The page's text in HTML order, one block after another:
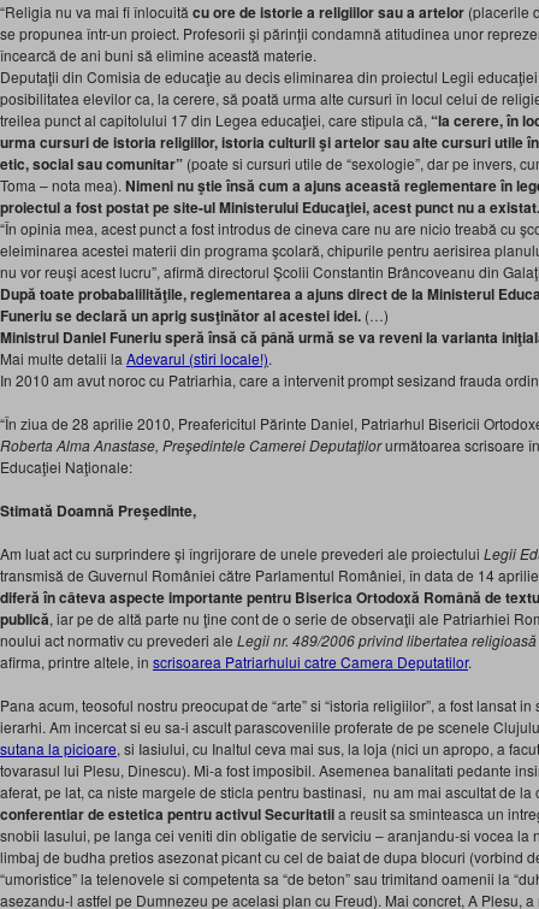
“Religia nu va mai fi înlocuită cu ore de istorie a religiilor sau a artelor (placerile
se propunea într-un proiect. Profesorii şi părinţii condamnă atitudinea unor
încearcă de ani buni să elimine această materie.
Deputaţii din Comisia de educaţie au decis eliminarea din proiectul Legii
posibilitatea elevilor ca, la cerere, să poată urma alte cursuri în locul celui de
treilea punct al capitolului 17 din Legea educaţiei, care stipula că, “la cerere, în
urma cursuri de istoria religiilor, istoria culturii şi artelor sau alte cursuri utile
etic, social sau comunitar” (poate si cursuri utile de “sexologie”, dar pe invers,
Toma – nota mea). Nimeni nu ştie însă cum a ajuns această reglementare în
proiectul a fost postat pe site-ul Ministerului Educaţiei, acest punct nu a existat.
“În opinia mea, acest punct a fost introdus de cineva care nu are nicio treabă cu
eleiminarea acestei materii din programa şcolară, chipurile pentru aerisirea
nu vor reuşi acest lucru”, afirmă directorul Şcolii Constantin Brâncoveanu din
După toate probabalilităţile, reglementarea a ajuns direct de la Ministerul
Funeriu se declară un aprig susţinător al acestei idei. (…)
Ministrul Daniel Funeriu speră însă că până urmă se va reveni la varianta
Mai multe detalii la Adevarul (stiri locale!).
In 2010 am avut noroc cu Patriarhia, care a intervenit prompt sesizand frauda
“În ziua de 28 aprilie 2010, Preafericitul Părinte Daniel, Patriarhul Bisericii
Roberta Alma Anastase, Preşedintele Camerei Deputaţilorurmătoarea scrisoare
Educaţiei Naţionale:
Stimată Doamnă Preşedinte,
Am luat act cu surprindere şi îngrijorare de unele prevederi ale proiectului Legii
transmisă de Guvernul României către Parlamentul României, în data de 14
diferă în câteva aspecte importante pentru Biserica Ortodoxă Română de
publică, iar pe de altă parte nu ţine cont de o serie de observaţii ale Patriarhiei
noului act normativ cu prevederi ale Legii nr. 489/2006 privind libertatea
afirma, printre altele, in scrisoarea Patriarhului catre Camera Deputatilor.
Pana acum, teosoful nostru preocupat de “arte” si “istoria religiilor”, a fost lansat
ierarhi. Am incercat si eu sa-i ascult parascoveniile proferate de pe scenele
sutana la picioare, si Iasiului, cu Inaltul ceva mai sus, la loja (nici un apropo, a
tovarasul lui Plesu, Dinescu). Mi-a fost imposibil. Asemenea banalitati pedante
aferat, pe lat, ca niste margele de sticla pentru bastinasi, nu am mai ascultat de
conferentiar de estetica pentru activul Securitatiia reusit sa sminteasca un
snobii Iasului, pe langa cei veniti din obligatie de serviciu – aranjandu-si vocea la
limbaj de budha pretios asezonat picant cu cel de baiat de dupa blocuri (vorbind
“umoristice” la telenovele si competenta sa “de beton” sau trimitand oamenii la
asezandu-l astfel pe Dumnezeu pe acelasi plan cu Freud). Mai concret, A Plesu, a